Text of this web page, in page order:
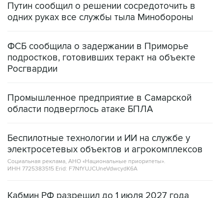
Путин сообщил о решении сосредоточить в
одних руках все службы тыла Минобороны
ФСБ сообщила о задержании в Приморье
подростков, готовивших теракт на объекте
Росгвардии
Промышленное предприятие в Самарской
области подверглось атаке БПЛА
Беспилотные технологии и ИИ на службе у
электросетевых объектов и агрокомплексов
Социальная реклама, АНО «Национальные приоритеты».
ИНН 7725383515 Erid: F7NfYUJCUneVdwcydK6A